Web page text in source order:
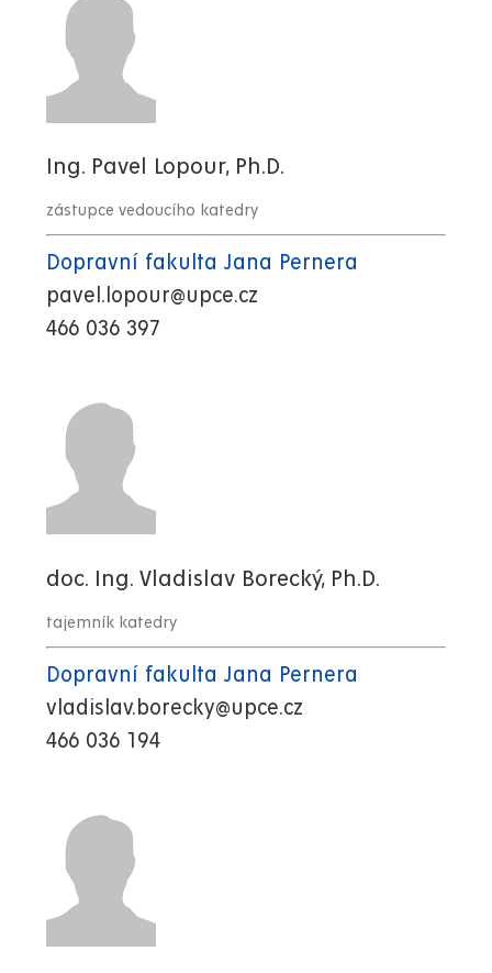
Ing. Pavel Lopour, Ph.D.
zástupce vedoucího katedry
Dopravní fakulta Jana Pernera
pavel.lopour@upce.cz
466 036 397
doc. Ing. Vladislav Borecký, Ph.D.
tajemník katedry
Dopravní fakulta Jana Pernera
vladislav.borecky@upce.cz
466 036 194